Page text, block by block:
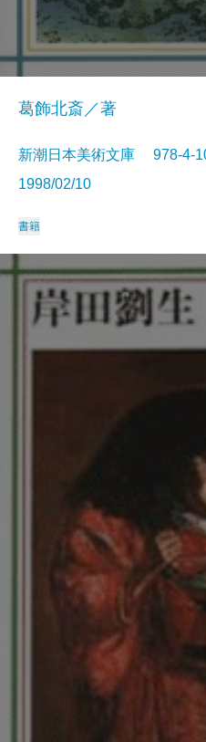
葛飾北斎／著
新潮日本美術文庫 978-
1998/02/10
書籍